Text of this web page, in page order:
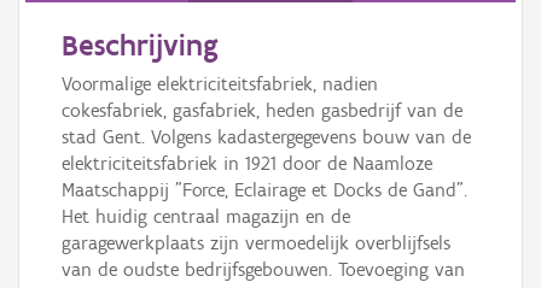
Beschrijving
Voormalige elektriciteitsfabriek, nadien
cokesfabriek, gasfabriek, heden gasbedrijf van de
stad Gent. Volgens kadastergegevens bouw van de
elektriciteitsfabriek in 1921 door de Naamloze
Maatschappij "Force, Eclairage et Docks de Gand".
Het huidig centraal magazijn en de
garagewerkplaats zijn vermoedelijk overblijfsels
van de oudste bedrijfsgebouwen. Toevoeging van